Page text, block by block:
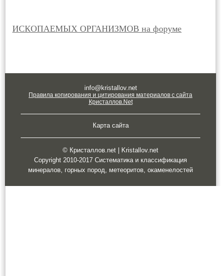
ИСКОПАЕМЫХ ОРГАНИЗМОВ на форуме
info@kristallov.net
Правила копирования и цитирования материалов с сайта
Кристаллов.Net
Карта сайта
© Кристаллов.net | Kristallov.net
Copyright 2010-2017 Систематика и классификация
минералов, горных пород, метеоритов, окаменелостей